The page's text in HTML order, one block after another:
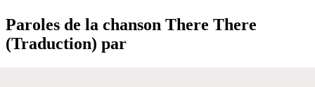
Paroles de la chanson There There
(Traduction) par